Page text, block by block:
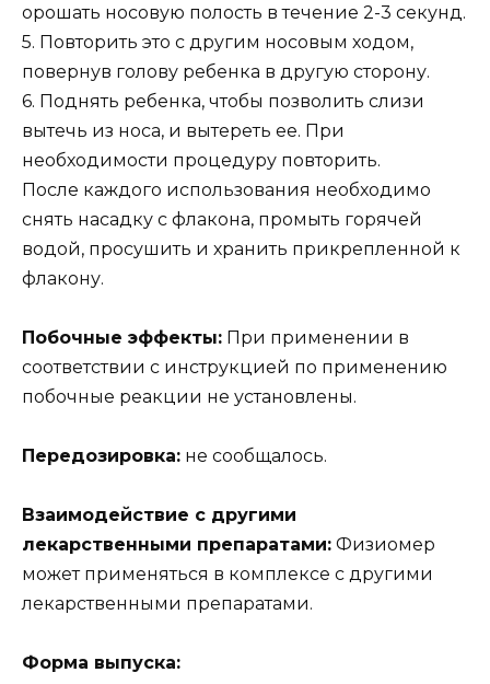
орошать носовую полость в течение 2-3 секунд.
5. Повторить это с другим носовым ходом,
повернув голову ребенка в другую сторону.
6. Поднять ребенка, чтобы позволить слизи
вытечь из носа, и вытереть ее. При
необходимости процедуру повторить.
После каждого использования необходимо
снять насадку с флакона, промыть горячей
водой, просушить и хранить прикрепленной к
флакону.
Побочные эффекты: При применении в
соответствии с инструкцией по применению
побочные реакции не установлены.
Передозировка: не сообщалось.
Взаимодействие с другими
лекарственными препаратами: Физиомер
может применяться в комплексе с другими
лекарственными препаратами.
Форма выпуска: